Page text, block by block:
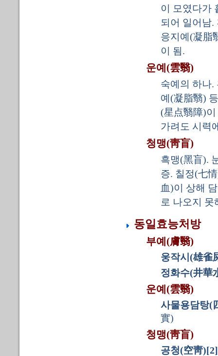
이 모였다가
되어 일어남.
응지예(凝脂
이 됨.
운예(雲翳)
숙예의 하나.
예(凝脂翳)
(星点翳障)
가려도 시력
청맹(靑盲)
흑맹(黑盲).
증. 칠정(七
血)이 상해
로 나오지 못
동일효능처방
부예(膚翳)
웅작시(雄雀
정화수(井華
운예(雲翳)
사물용담탕(
實)
청맹(靑盲)
공청(空靑)[2]